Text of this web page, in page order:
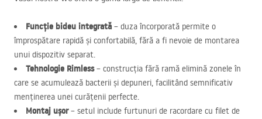
Funcție bideu integrată – duza încorporată permite o
împrospătare rapidă și confortabilă, fără a fi nevoie de montarea
unui dispozitiv separat.
Tehnologie Rimless– construcția fără ramă elimină zonele în
care se acumulează bacterii și depuneri, facilitând semnificativ
menținerea unei curățenii perfecte.
Montaj ușor– setul include furtunuri de racordare cu filet de